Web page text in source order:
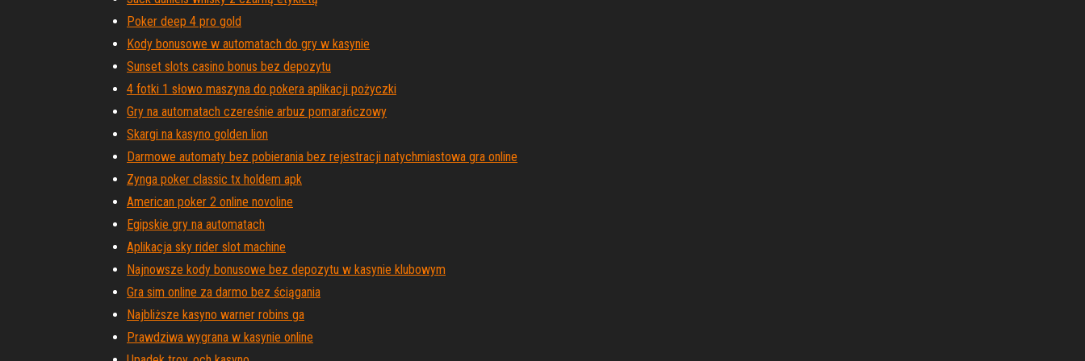
Poker deep 4 pro gold
Kody bonusowe w automatach do gry w kasynie
Sunset slots casino bonus bez depozytu
4 fotki 1 słowo maszyna do pokera aplikacji pożyczki
Gry na automatach czereśnie arbuz pomarańczowy
Skargi na kasyno golden lion
Darmowe automaty bez pobierania bez rejestracji natychmiastowa gra online
Zynga poker classic tx holdem apk
American poker 2 online novoline
Egipskie gry na automatach
Aplikacja sky rider slot machine
Najnowsze kody bonusowe bez depozytu w kasynie klubowym
Gra sim online za darmo bez ściągania
Najbliższe kasyno warner robins ga
Prawdziwa wygrana w kasynie online